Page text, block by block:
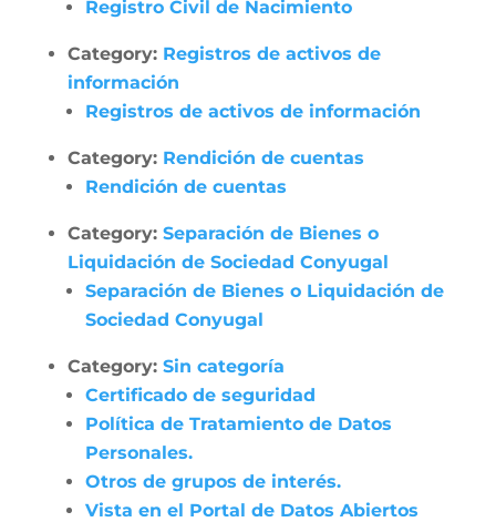
Registro Civil de Nacimiento
Category: Registros de activos de
información
Registros de activos de información
Category: Rendición de cuentas
Rendición de cuentas
Category: Separación de Bienes o
Liquidación de Sociedad Conyugal
Separación de Bienes o Liquidación de
Sociedad Conyugal
Category: Sin categoría
Certificado de seguridad
Política de Tratamiento de Datos
Personales.
Otros de grupos de interés.
Vista en el Portal de Datos Abiertos